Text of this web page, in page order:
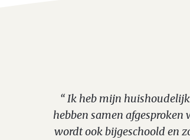
“ Ik heb mijn
hebben samen
wordt ook bijgeschoold en